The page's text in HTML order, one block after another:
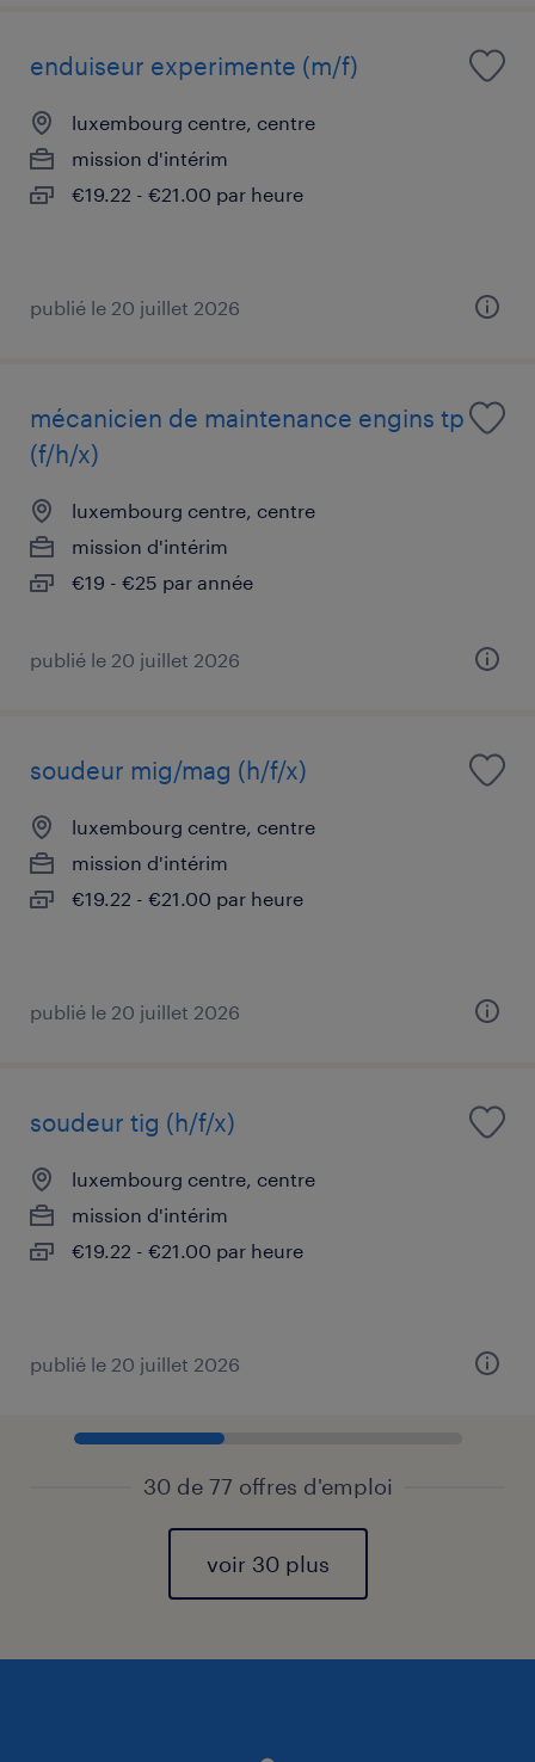
enduiseur experimente (m/f)
luxembourg centre, centre
mission d'intérim
€19.22 - €21.00 par heure
publié le 20 juillet 2026
mécanicien de maintenance engins tp
(f/h/x)
luxembourg centre, centre
mission d'intérim
€19 - €25 par année
publié le 20 juillet 2026
soudeur mig/mag (h/f/x)
luxembourg centre, centre
mission d'intérim
€19.22 - €21.00 par heure
publié le 20 juillet 2026
soudeur tig (h/f/x)
luxembourg centre, centre
mission d'intérim
€19.22 - €21.00 par heure
publié le 20 juillet 2026
30 de 77 offres d'emploi
voir 30 plus